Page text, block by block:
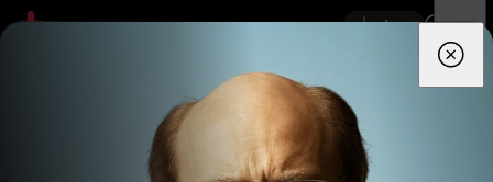
App
Zprávy Novinky